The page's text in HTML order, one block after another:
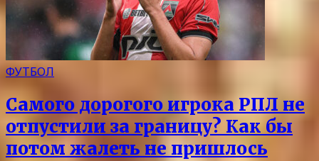
ФУТБОЛ
Самого дорогого игрока РПЛ не
отпустили за границу? Как бы
потом жалеть не пришлось